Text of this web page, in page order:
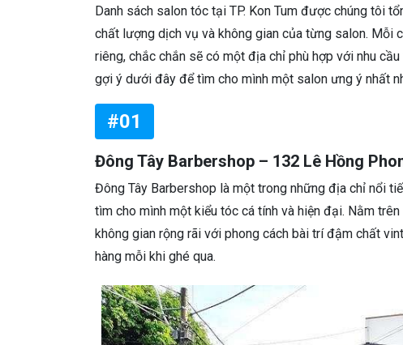
Danh sách salon tóc tại TP. Kon Tum được chúng tôi
chất lượng dịch vụ và không gian của từng salon. Mỗi
riêng, chắc chắn sẽ có một địa chỉ phù hợp với nhu
gợi ý dưới đây để tìm cho mình một salon ưng ý nhất
#01
Đông Tây Barbershop – 132 Lê Hồng
Đông Tây Barbershop là một trong những địa chỉ nổi
tìm cho mình một kiểu tóc cá tính và hiện đại. Nằm
không gian rộng rãi với phong cách bài trí đậm chất
hàng mỗi khi ghé qua.